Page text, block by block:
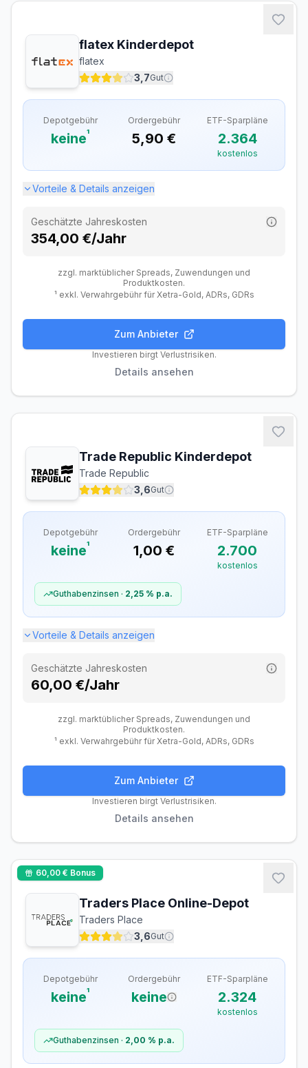
Inland (Xetra, gettex)
Sparplan-Gebühren
ETF-Sparplan
Kostenlos
Verfügbare ETF-Sparpläne
Fremdwährungsgebühr
0,25 %
flatex Kinderdepot
flatex
3,7Gut
Depotgebühr
keine¹
Ordergebühr
5,90 €
ETF-Sparpläne
2.364
kostenlos
Vorteile & Details anzeigen
Geschätzte Jahreskosten
354,00 €/Jahr
zzgl. marktüblicher Spreads, Zuwendungen und
Produktkosten.
¹ exkl. Verwahrgebühr für Xetra-Gold, ADRs, GDRs
Handel Features
Depotführung Kostenlos
Inland (Xetra, gettex)
Sparplan-Gebühren
ETF-Sparplan
Kostenlos
Verfügbare ETF-Sparpläne
Davon kostenlos
Zusätzliche Gebühren
Fremdwährungsgebühr
Dividendengebühr (Ausland) Kostenlos
Zum Anbieter
Investieren birgt Verlustrisiken.
Details ansehen
Trade Republic Kinderdepot
Trade Republic
3,6Gut
Depotgebühr
keine¹
Ordergebühr
1,00 €
ETF-Sparpläne
2.700
kostenlos
Guthabenzinsen · 2,25 % p.a.
Vorteile & Details anzeigen
Geschätzte Jahreskosten
60,00 €/Jahr
zzgl. marktüblicher Spreads, Zuwendungen und
Produktkosten.
¹ exkl. Verwahrgebühr für Xetra-Gold, ADRs, GDRs
Handel Features
Depotführung Kostenlos
Ordergebühren
Inland (Xetra, gettex)
Sparplan-Gebühren
ETF-Sparplan
Kostenlos
Davon kostenlos
Zusätzliche Gebühren
Zum Anbieter
Investieren birgt Verlustrisiken.
Details ansehen
Traders Place Online-Depot
Traders Place
3,6Gut
60,00 € Bonus
Depotgebühr
keine¹
Ordergebühr
keine
ETF-Sparpläne
2.324
kostenlos
Guthabenzinsen · 2,00 % p.a.